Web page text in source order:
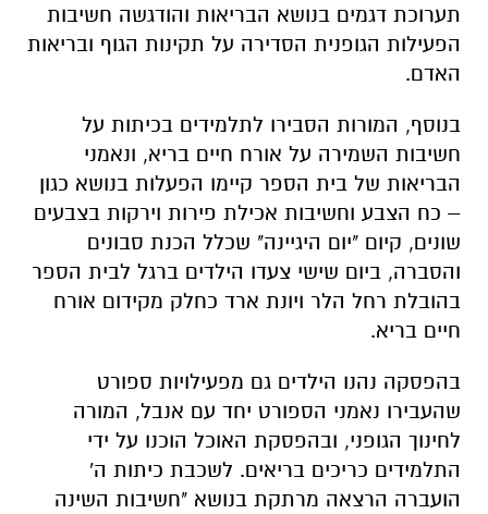
תערוכת דגמים בנושא הבריאות והודגשה חשיבות
הפעילות הגופנית הסדירה על תקינות הגוף ובריאות
האדם.
בנוסף, המורות הסבירו לתלמידים בכיתות על
חשיבות השמירה על אורח חיים בריא, ונאמני
הבריאות של בית הספר קיימו הפעלות בנושא כגון
– כח הצבע וחשיבות אכילת פירות וירקות בצבעים
שונים, קיום "יום היגיינה" שכלל הכנת סבונים
והסברה, ביום שישי צעדו הילדים ברגל לבית הספר
בהובלת רחל הלר ויונת ארד כחלק מקידום אורח
חיים בריא.
בהפסקה נהנו הילדים גם מפעילויות ספורט
שהעבירו נאמני הספורט יחד עם אנבל, המורה
לחינוך הגופני, ובהפסקת האוכל הוכנו על ידי
התלמידים כריכים בריאים. לשכבת כיתות ה'
הועברה הרצאה מרתקת בנושא "חשיבות השינה